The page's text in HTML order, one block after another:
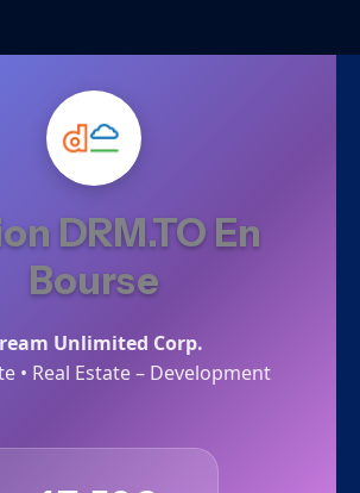
DRM.TO En
Bourse
Unlimited Corp.
• Real Estate – Development